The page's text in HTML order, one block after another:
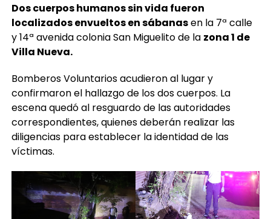
Dos cuerpos humanos sin vida fueron
localizados envueltos en sábanasen la 7ª calle
y 14ª avenida colonia San Miguelito de la zona 1 de
Villa Nueva.
Bomberos Voluntarios acudieron al lugar y
confirmaron el hallazgo de los dos cuerpos. La
escena quedó al resguardo de las autoridades
correspondientes, quienes deberán realizar las
diligencias para establecer la identidad de las
víctimas.